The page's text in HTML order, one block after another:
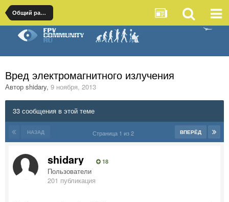
Общий раздел
Вред электромагнитного излучения
Автор shidary, 9 ноября, 2013
33 сообщения в этой теме
НАЗАД ВПЕРЁД
Страница 1 из 2
shidary 18
Пользователи
201 публикация